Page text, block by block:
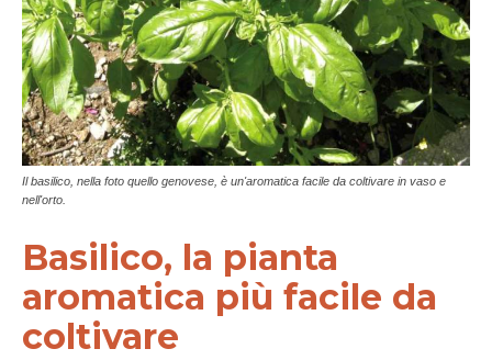
Il basilico, nella foto quello genovese, è un'aromatica facile da coltivare in vaso e
nell'orto.
Basilico, la pianta
aromatica più facile da
coltivare